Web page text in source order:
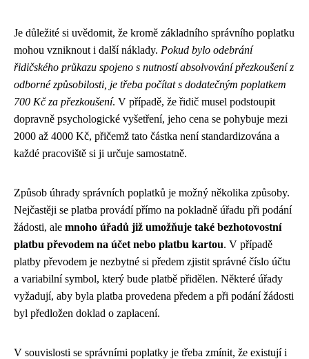
Je důležité si uvědomit, že kromě základního správního poplatku
mohou vzniknout i další náklady. Pokud bylo odebrání
řidičského průkazu spojeno s nutností absolvování přezkoušení z
odborné způsobilosti, je třeba počítat s dodatečným poplatkem
700 Kč za přezkoušení. V případě, že řidič musel podstoupit
dopravně psychologické vyšetření, jeho cena se pohybuje mezi
2000 až 4000 Kč, přičemž tato částka není standardizována a
každé pracoviště si ji určuje samostatně.
Způsob úhrady správních poplatků je možný několika způsoby.
Nejčastěji se platba provádí přímo na pokladně úřadu při podání
žádosti, ale mnoho úřadů již umožňuje také bezhotovostní
platbu převodem na účet nebo platbu kartou. V případě
platby převodem je nezbytné si předem zjistit správné číslo účtu
a variabilní symbol, který bude platbě přidělen. Některé úřady
vyžadují, aby byla platba provedena předem a při podání žádosti
byl předložen doklad o zaplacení.
V souvislosti se správními poplatky je třeba zmínit, že existují i